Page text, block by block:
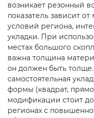
возникает резонный
показатель зависит
условий региона,
укладки. При
местах большого
важна толщина
он должен быть
самостоятельная
формы (квадрат,
модификации стоит
регионах с